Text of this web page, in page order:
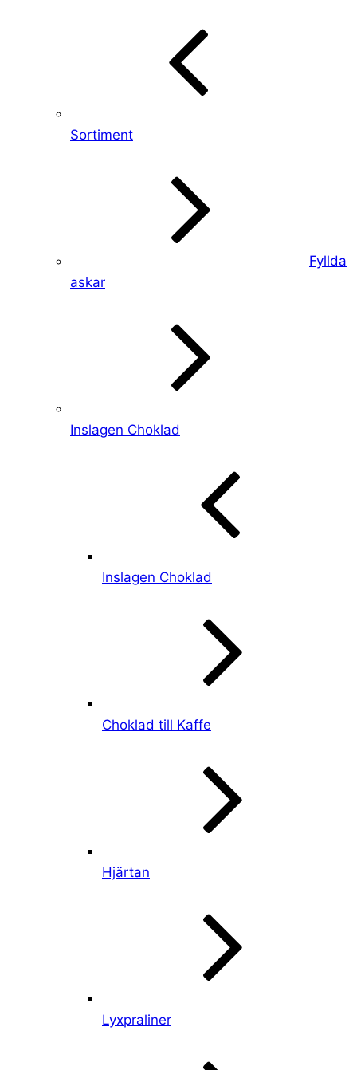
Sortiment
Fyllda
askar
Inslagen Choklad
Inslagen Choklad
Choklad till Kaffe
Hjärtan
Lyxpraliner